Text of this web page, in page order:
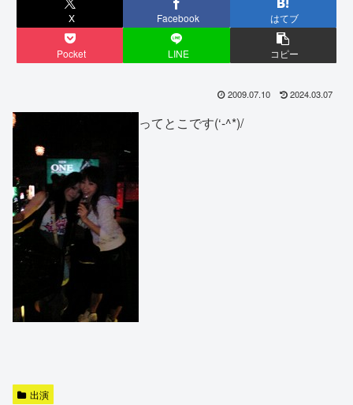
X Facebook はてブ
Pocket LINE コピー
2009.07.10 2024.03.07
ってとこです(‘-^*)/
出演